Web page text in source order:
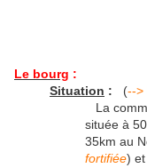
Le bourg :
Situation : (-->
La
située à
35km au
fortifiée)